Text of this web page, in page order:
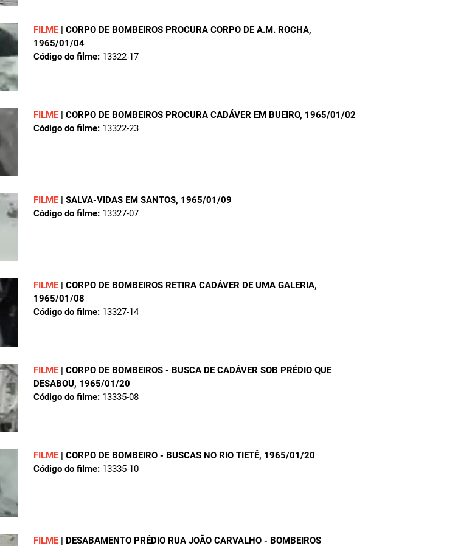
FILME | CORPO DE BOMBEIROS PROCURA CORPO DE A.M. ROCHA,
1965/01/04
Código do filme: 13322-17
FILME | CORPO DE BOMBEIROS PROCURA CADÁVER EM BUEIRO, 1965/01/02
Código do filme: 13322-23
FILME | SALVA-VIDAS EM SANTOS, 1965/01/09
Código do filme: 13327-07
FILME | CORPO DE BOMBEIROS RETIRA CADÁVER DE UMA GALERIA,
1965/01/08
Código do filme: 13327-14
FILME | CORPO DE BOMBEIROS - BUSCA DE CADÁVER SOB PRÉDIO QUE
DESABOU, 1965/01/20
Código do filme: 13335-08
FILME | CORPO DE BOMBEIRO - BUSCAS NO RIO TIETÊ, 1965/01/20
Código do filme: 13335-10
FILME | DESABAMENTO PRÉDIO RUA JOÃO CARVALHO - BOMBEIROS